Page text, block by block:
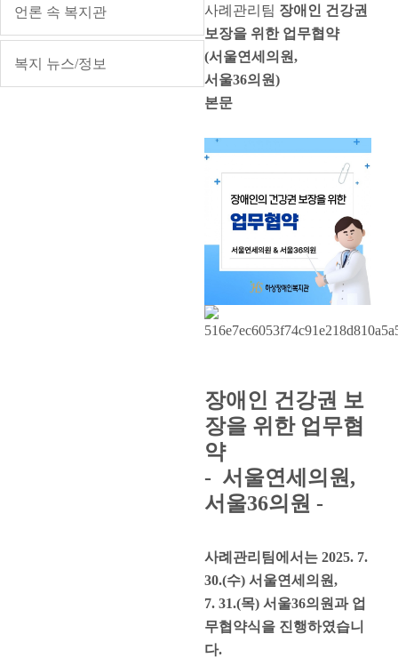
언론 속 복지관
복지 뉴스/정보
사례관리팀 장애인 건강권
보장을 위한 업무협약
(서울연세의원,
서울36의원)
본문
장애인 건강권 보
장을 위한 업무협
약
- 서울연세의원,
서울36의원 -
사례관리팀에서는 2025. 7.
30.(수) 서울연세의원,
7. 31.(목) 서울36의원과 업
무협약식을 진행하였습니
다.